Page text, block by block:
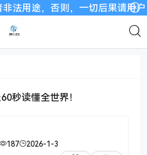
，否则，一切后果请用户自
秒读懂全世界！
187 2026-1-3